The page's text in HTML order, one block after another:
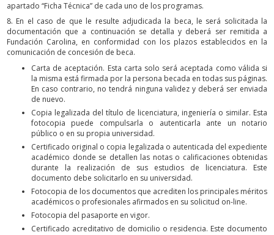
apartado “Ficha Técnica” de cada uno de los programas.
8. En el caso de que le resulte adjudicada la beca, le será solicitada la
documentación que a continuación se detalla y deberá ser remitida a
Fundación Carolina, en conformidad con los plazos establecidos en la
comunicación de concesión de beca.
Carta de aceptación. Esta carta solo será aceptada como válida si
la misma está firmada por la persona becada en todas sus páginas.
En caso contrario, no tendrá ninguna validez y deberá ser enviada
de nuevo.
Copia legalizada del título de licenciatura, ingeniería o similar. Esta
fotocopia puede compulsarla o autenticarla ante un notario
público o en su propia universidad.
Certificado original o copia legalizada o autenticada del expediente
académico donde se detallen las notas o calificaciones obtenidas
durante la realización de sus estudios de licenciatura. Este
documento debe solicitarlo en su universidad.
Fotocopia de los documentos que acrediten los principales méritos
académicos o profesionales afirmados en su solicitud on-line.
Fotocopia del pasaporte en vigor.
Certificado acreditativo de domicilio o residencia. Este documento